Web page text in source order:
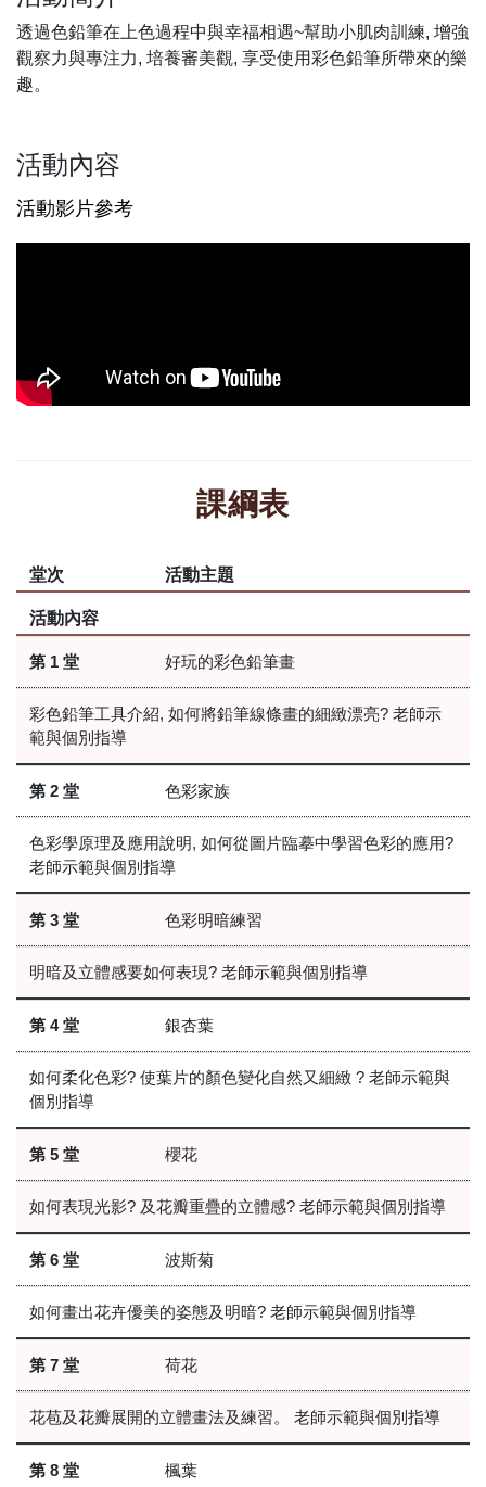
透過色鉛筆在上色過程中與幸福相遇~幫助小肌肉訓練, 增強
觀察力與專注力, 培養審美觀, 享受使用彩色鉛筆所帶來的樂
趣。
活動內容
活動影片參考
課綱表
堂次 活動主題
活動內容
第 1 堂 好玩的彩色鉛筆畫
彩色鉛筆工具介紹, 如何將鉛筆線條畫的細緻漂亮? 老師示
範與個別指導
第 2 堂 色彩家族
色彩學原理及應用說明, 如何從圖片臨摹中學習色彩的應用?
老師示範與個別指導
第 3 堂 色彩明暗練習
明暗及立體感要如何表現? 老師示範與個別指導
第 4 堂 銀杏葉
如何柔化色彩? 使葉片的顏色變化自然又細緻 ? 老師示範與
個別指導
第 5 堂 櫻花
如何表現光影? 及花瓣重疊的立體感? 老師示範與個別指導
第 6 堂 波斯菊
如何畫出花卉優美的姿態及明暗? 老師示範與個別指導
第 7 堂 荷花
花苞及花瓣展開的立體畫法及練習。 老師示範與個別指導
第 8 堂 楓葉